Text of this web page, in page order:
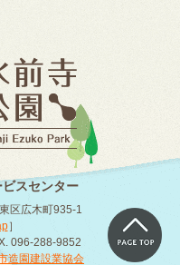
スセンター
区広木町935-1
］
096-288-9852
造園建設業協会